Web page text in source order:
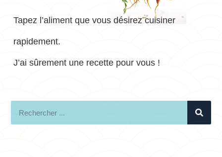
Tapez l’aliment que vous désirez cuisiner
rapidement.
J’ai sûrement une recette pour vous !